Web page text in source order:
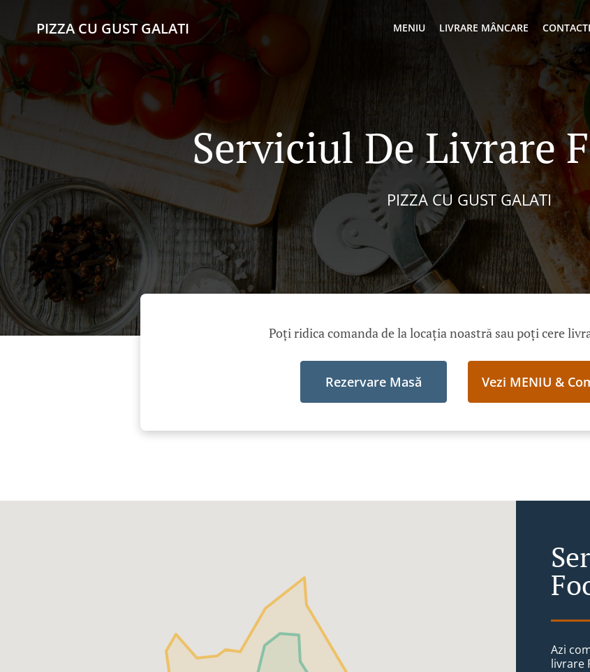
PIZZA CU GUST GALATI MENIU LIVRARE MÂNCARE
Serviciul De Livrare
PIZZA CU GUST GALATI
Poți ridica comanda de la locația noastră sau poți cere
Rezervare Masă Vezi MENIU &
Azi
livrare